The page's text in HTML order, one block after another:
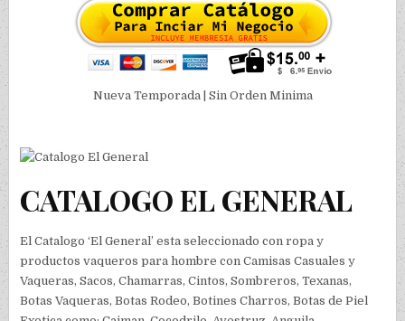
Nueva Temporada | Sin Orden Minima
CATALOGO EL GENERAL
El Catalogo ‘El General’ esta seleccionado con ropa y
productos vaqueros para hombre con Camisas Casuales y
Vaqueras, Sacos, Chamarras, Cintos, Sombreros, Texanas,
Botas Vaqueras, Botas Rodeo, Botines Charros, Botas de Piel